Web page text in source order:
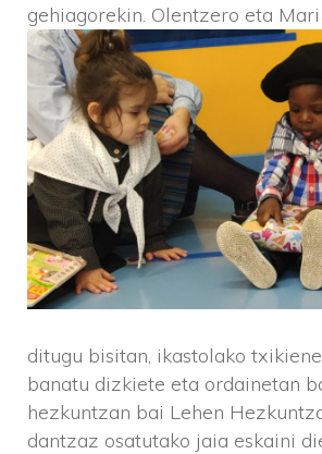
gehiagorekin. Olentzero eta
ditugu bisitan, ikastolako
banatu dizkiete eta ordainetan
hezkuntzan bai Lehen
dantzaz osatutako jaia eskaini